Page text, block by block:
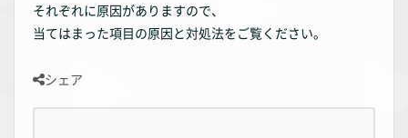
それぞれに原因がありますので、
当てはまった項目の原因と対処法をご覧ください。
シェア